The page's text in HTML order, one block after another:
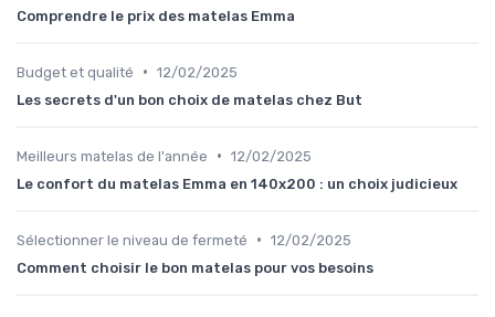
Comprendre le prix des matelas Emma
Budget et qualité • 12/02/2025
Les secrets d'un bon choix de matelas chez But
Meilleurs matelas de l'année • 12/02/2025
Le confort du matelas Emma en 140x200 : un choix judicieux
Sélectionner le niveau de fermeté • 12/02/2025
Comment choisir le bon matelas pour vos besoins